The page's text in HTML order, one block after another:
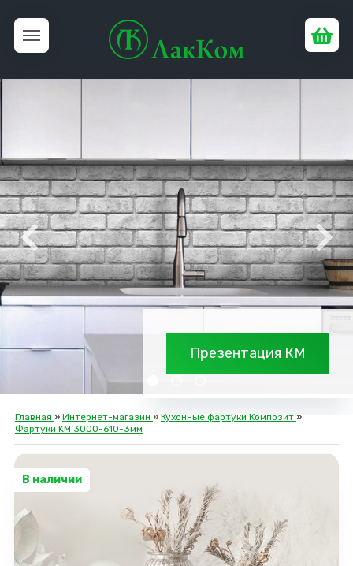
Презентация КМ
Главная » Интернет-магазин » Кухонные фартуки Композит »
Фартуки KM 3000-610-3мм
В наличии